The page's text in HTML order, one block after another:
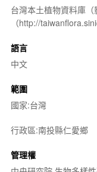
台灣本土植物資料庫（
（http://
語言
中文
範圍
國家:台灣
行政區:南投縣仁愛鄉
管理權